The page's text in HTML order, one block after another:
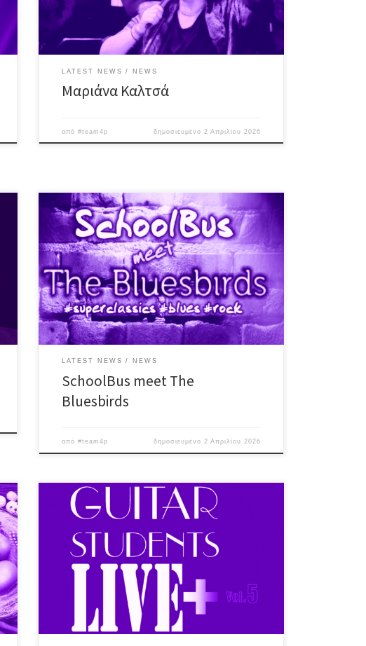
καταξιωμένος μουσικούς ♪ Η ίδια δηλώνει: “Σας
προσκαλούμε σε μια βραδιά που στόχος […]
LATEST NEWS NEWS
Μαριάνα Καλτσά
από#team4p δημοσιευμένο 2 Απριλίου 2026
Πολύπειροι μουσικοί από δύο ιστορικές μπάντες,
μοιράζονται τη σκηνή με super classics, blues & rock
tunes, από λατρεμένες δεκαετίες! SchoolBus meet The
Bluesbirds info:Σάββατο 25/4/26◕ έναρξη: 22:30◕
damage: 5€◕ κρατήσεις: 210 2716461
#egalite_pub #live #2k26
LATEST NEWS NEWS
SchoolBus meet The
Bluesbirds
από#team4p δημοσιευμένο 2 Απριλίου 2026
Για μια ακόμη φορά, φιλοξενούμε το Guitar Students
live + vol.5 !! Την Κυριακή 5 Απριλίου, νέοι & παλιοί
μαθητές του πολύπειρου Γιώργου Δασκαλάκη
καταλαμβάνουν τη σκηνή, σ’ ένα απολαυστικό &
πολυσύνθετο live! follow: Giorgos Daskalakis
προσέλευση: 18:30 | είσοδος ελεύθερη #egalite_pub